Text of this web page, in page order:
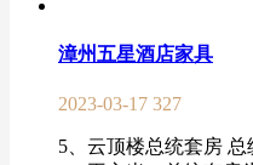
漳州五星酒店家具
2023-03-17 327
5、云顶楼总统套房